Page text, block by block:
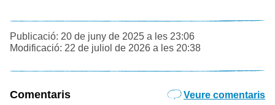
Publicació: 20 de juny de 2025 a les 23:06
Modificació: 22 de juliol de 2026 a les 20:38
Comentaris Veure comentaris